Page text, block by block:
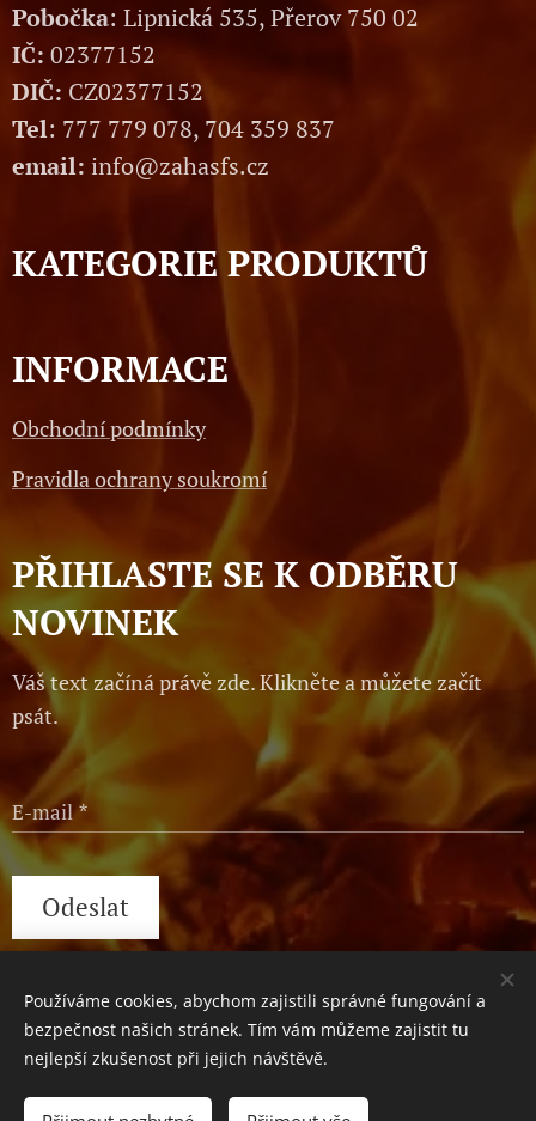
Do košíku
Pobočka: Lipnická 535, Přerov 750 02
IČ: 02377152
DIČ: CZ02377152
Tel: 777 779 078, 704 359 837
email: info@zahasfs.cz
KATEGORIE PRODUKTŮ
INFORMACE
Obchodní podmínky
Pravidla ochrany soukromí
PŘIHLASTE SE K ODBĚRU
NOVINEK
Váš text začíná právě zde. Klikněte a můžete začít
psát.
E-mail
Odeslat
Václavské náměstí 1, Praha, 110 00 Cookies
Používáme cookies, abychom zajistili správné fungování a
bezpečnost našich stránek. Tím vám můžeme zajistit tu
nejlepší zkušenost při jejich návštěvě.